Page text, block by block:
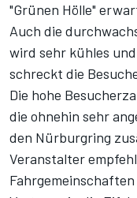
"Grünen Hölle"
Auch die
wird sehr kühles
schreckt die
Die hohe
die ohnehin sehr
den Nürburgring
Veranstalter